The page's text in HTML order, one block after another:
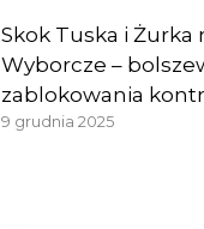
Skok Tuska i
Wyborcze –
zablokowania
9 grudnia 2025